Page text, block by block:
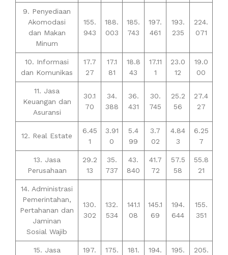
9. Penyediaan
Akomodasi
dan Makan
Minum
155.
943
188.
003
185.
743
197.
461
193.
235
224.
071
10. Informasi
dan Komunikas
17.7
27
17.1
81
18.8
43
17.11
1
23.0
12
19.0
00
11. Jasa
Keuangan dan
Asuransi
30.1
70
34.
388
36.
431
30.
745
25.2
56
27.4
27
12. Real Estate
6.45
1
3.91
0
5.4
99
3.7
02
4.84
3
6.25
7
13. Jasa
Perusahaan
29.2
13
35.
737
43.
840
41.7
72
57.5
58
55.8
21
14. Administrasi
Pemerintahan,
Pertahanan dan
Jaminan
Sosial Wajib
130.
302
132.
534
141.1
08
145.1
69
194.
644
155.
351
15. Jasa
197.
175.
181.
194.
195.
205.